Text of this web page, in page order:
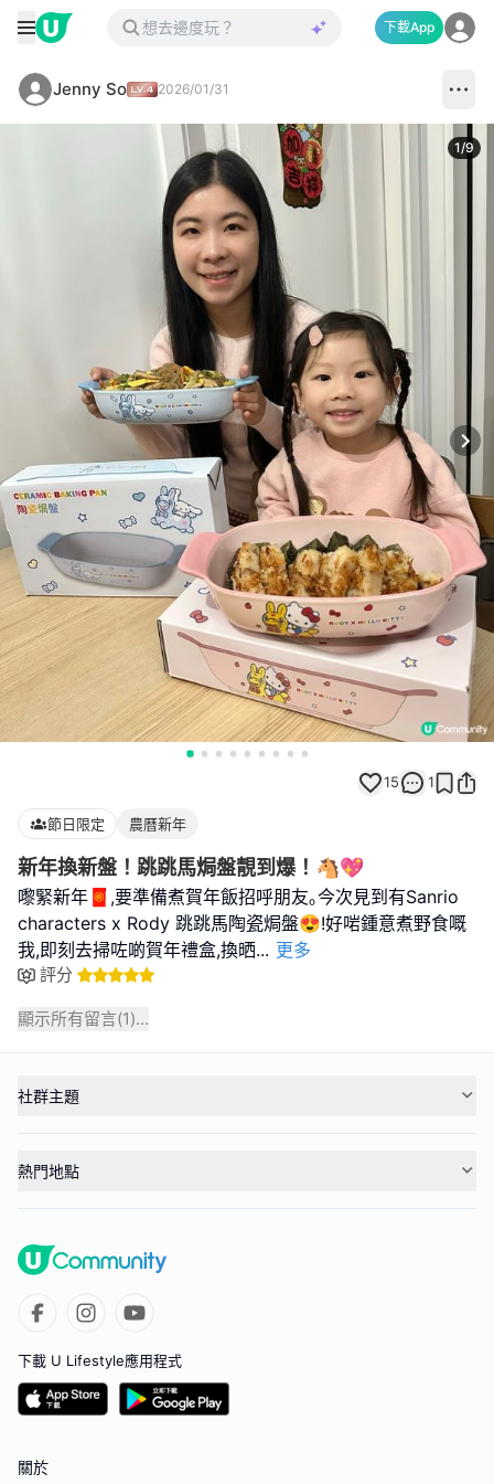
下載App
Jenny So 2026/01/31
1/9
15 1
節日限定 農曆新年
新年換新盤！跳跳馬焗盤靚到爆！🐴💖
嚟緊新年🧧,要準備煮賀年飯招呼朋友｡今次見到有Sanrio
characters x Rody 跳跳馬陶瓷焗盤😍!好啱鍾意煮野食嘅
我,即刻去掃咗啲賀年禮盒,換晒... 更多
評分
顯示所有留言(1)...
社群主題
熱門地點
下載 U Lifestyle應用程式
關於